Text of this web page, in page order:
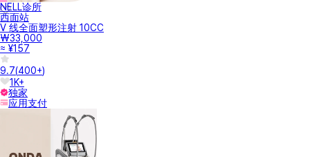
NELL诊所
西面站
V 线全面塑形注射 10CC
₩33,000
≈ ¥157
9.7(400+)
1K+
独家
应用支付